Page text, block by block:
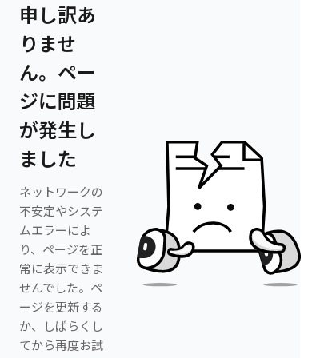
申し訳あ
りませ
ん。ペー
ジに問題
が発生し
ました
ネットワークの
不安定やシステ
ムエラーによ
り、ページを正
常に表示できま
せんでした。ペ
ージを更新する
か、しばらくし
てから再度お試